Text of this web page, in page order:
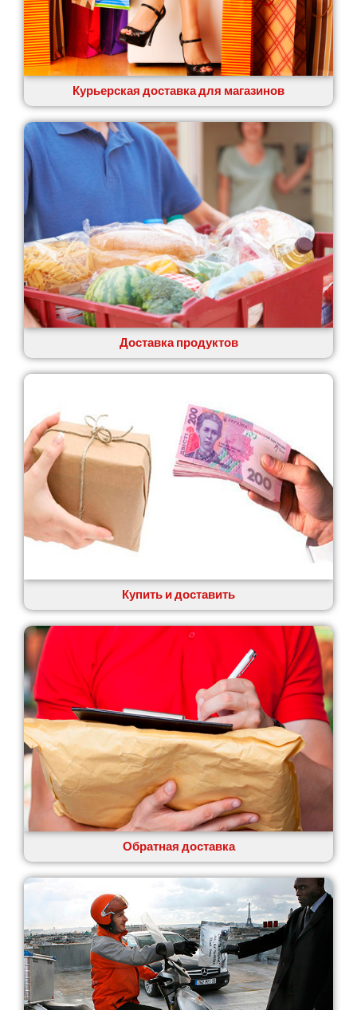
Курьерская доставка для магазинов
Доставка продуктов
Купить и доставить
Обратная доставка